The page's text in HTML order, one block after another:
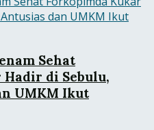
Sehat
di Sebulu,
UMKM Ikut